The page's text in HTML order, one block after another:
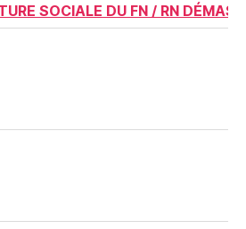
SOCIALE DU FN / RN